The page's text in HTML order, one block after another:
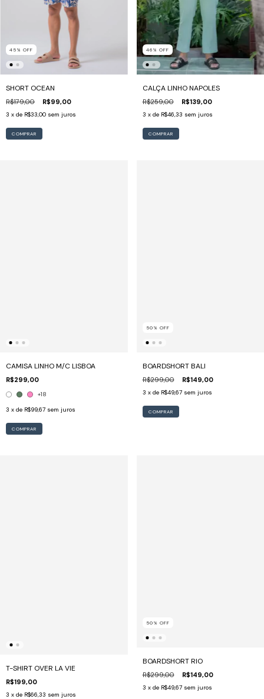
45 % OFF
SHORT OCEAN
R$179,00 R$99,00
3 x de R$33,00 sem juros
COMPRAR
46 % OFF
CALÇA LINHO NAPOLES
R$259,00 R$139,00
3 x de R$46,33 sem juros
COMPRAR
CAMISA LINHO M/C LISBOA
R$299,00
+18
3 x de R$99,67 sem juros
COMPRAR
50 % OFF
BOARDSHORT BALI
R$299,00 R$149,00
3 x de R$49,67 sem juros
COMPRAR
T-SHIRT OVER LA VIE
R$199,00
3 x de R$66,33 sem juros
50 % OFF
BOARDSHORT RIO
R$299,00 R$149,00
3 x de R$49,67 sem juros